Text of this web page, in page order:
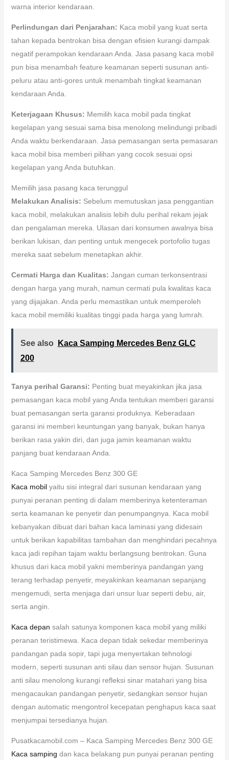
warna interior kendaraan.
Perlindungan dari Penjarahan: Kaca mobil yang kuat serta
tahan kepada bentrokan bisa dengan efisien kurangi dampak
negatif perampokan kendaraan Anda. Jasa pasang kaca mobil
pun bisa menambah feature keamanan seperti susunan anti-
peluru atau anti-gores untuk menambah tingkat keamanan
kendaraan Anda.
Keterjagaan Khusus: Memilih kaca mobil pada tingkat
kegelapan yang sesuai sama bisa menolong melindungi pribadi
Anda waktu berkendaraan. Jasa pemasangan serta pemasaran
kaca mobil bisa memberi pilihan yang cocok sesuai opsi
kegelapan yang Anda butuhkan.
Memilih jasa pasang kaca terunggul
Melakukan Analisis: Sebelum memutuskan jasa penggantian
kaca mobil, melakukan analisis lebih dulu perihal rekam jejak
dan pengalaman mereka. Ulasan dari konsumen awalnya bisa
berikan lukisan, dan penting untuk mengecek portofolio tugas
mereka saat sebelum menetapkan akhir.
Cermati Harga dan Kualitas: Jangan cuman terkonsentrasi
dengan harga yang murah, namun cermati pula kwalitas kaca
yang dijajakan. Anda perlu memastikan untuk memperoleh
kaca mobil memiliki kualitas tinggi pada harga yang lumrah.
See also
Kaca Samping Mercedes Benz GLC
200
Tanya perihal Garansi: Penting buat meyakinkan jika jasa
pemasangan kaca mobil yang Anda tentukan memberi garansi
buat pemasangan serta garansi produknya. Keberadaan
garansi ini memberi keuntungan yang banyak, bukan hanya
berikan rasa yakin diri, dan juga jamin keamanan waktu
panjang buat kendaraan Anda.
Kaca Samping Mercedes Benz 300 GE
Kaca mobilyaitu sisi integral dari susunan kendaraan yang
punyai peranan penting di dalam memberinya ketenteraman
serta keamanan ke penyetir dan penumpangnya. Kaca mobil
kebanyakan dibuat dari bahan kaca laminasi yang didesain
untuk berikan kapabilitas tambahan dan menghindari pecahnya
kaca jadi repihan tajam waktu berlangsung bentrokan. Guna
khusus dari kaca mobil yakni memberinya pandangan yang
terang terhadap penyetir, meyakinkan keamanan sepanjang
mengemudi, serta menjaga dari unsur luar seperti debu, air,
serta angin.
Kaca depan salah satunya komponen kaca mobil yang miliki
peranan teristimewa. Kaca depan tidak sekedar memberinya
pandangan pada sopir, tapi juga menyertakan tehnologi
modern, seperti susunan anti silau dan sensor hujan. Susunan
anti silau menolong kurangi refleksi sinar matahari yang bisa
mengacaukan pandangan penyetir, sedangkan sensor hujan
dengan automatic mengontrol kecepatan penghapus kaca saat
menjumpai tersedianya hujan.
Pusatkacamobil.com – Kaca Samping Mercedes Benz 300 GE
Kaca samping dan kaca belakang pun punyai peranan penting